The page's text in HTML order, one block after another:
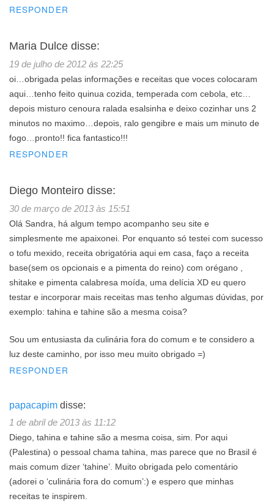
RESPONDER
Maria Dulce disse:
19 de julho de 2012 às 22:25
oi…obrigada pelas informações e receitas que voces colocaram
aqui…tenho feito quinua cozida, temperada com cebola, etc…
depois misturo cenoura ralada esalsinha e deixo cozinhar uns 2
minutos no maximo…depois, ralo gengibre e mais um minuto de
fogo…pronto!! fica fantastico!!!
RESPONDER
Diego Monteiro disse:
30 de março de 2013 às 15:51
Olá Sandra, há algum tempo acompanho seu site e
simplesmente me apaixonei. Por enquanto só testei com sucesso
o tofu mexido, receita obrigatória aqui em casa, faço a receita
base(sem os opcionais e a pimenta do reino) com orégano ,
shitake e pimenta calabresa moída, uma delícia XD eu quero
testar e incorporar mais receitas mas tenho algumas dúvidas, por
exemplo: tahina e tahine são a mesma coisa?
Sou um entusiasta da culinária fora do comum e te considero a
luz deste caminho, por isso meu muito obrigado =)
RESPONDER
papacapim disse:
1 de abril de 2013 às 11:12
Diego, tahina e tahine são a mesma coisa, sim. Por aqui
(Palestina) o pessoal chama tahina, mas parece que no Brasil é
mais comum dizer ‘tahine’. Muito obrigada pelo comentário
(adorei o ‘culinária fora do comum’:) e espero que minhas
receitas te inspirem.